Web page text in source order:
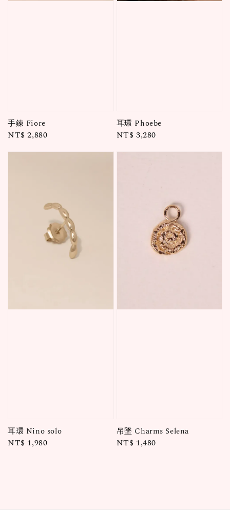
手鍊 Fiore
Regular
NT$ 2,880
耳環 Phoebe
Regular
NT$ 3,280
耳環 Nino solo
Regular
NT$ 1,980
吊墜 Charms Selena
Regular
NT$ 1,480